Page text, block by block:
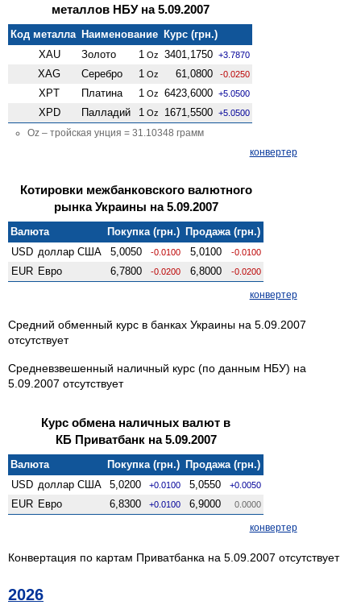
металлов НБУ на 5.09.2007
Код металла Наименование Курс (грн.)
XAU
Золото 1 Oz 3401,1750 +3.7870
XAG Серебро 1 Oz 61,0800 -0.0250
XPT Платина 1 Oz 6423,6000 +5.0500
XPD Палладий 1 Oz 1671,5500 +5.0500
Oz – тройская унция = 31.10348 грамм
конвертер
Котировки межбанковского валютного
рынка Украины на 5.09.2007
Валюта Покупка (грн.) Продажа (грн.)
USD доллар США 5,0050 -0.0100 5,0100 -0.0100
EUR Евро 6,7800 -0.0200 6,8000 -0.0200
конвертер
Средний обменный курс в банках Украины на 5.09.2007
отсутствует
Средневзвешенный наличный курс (по данным НБУ) на
5.09.2007 отсутствует
Курс обмена наличных валют в
КБ Приватбанк на 5.09.2007
Валюта Покупка (грн.) Продажа (грн.)
USD доллар США 5,0200 +0.0100 5,0550 +0.0050
EUR Евро 6,8300 +0.0100 6,9000 0.0000
конвертер
Конвертация по картам Приватбанка на 5.09.2007 отсутствует
2026